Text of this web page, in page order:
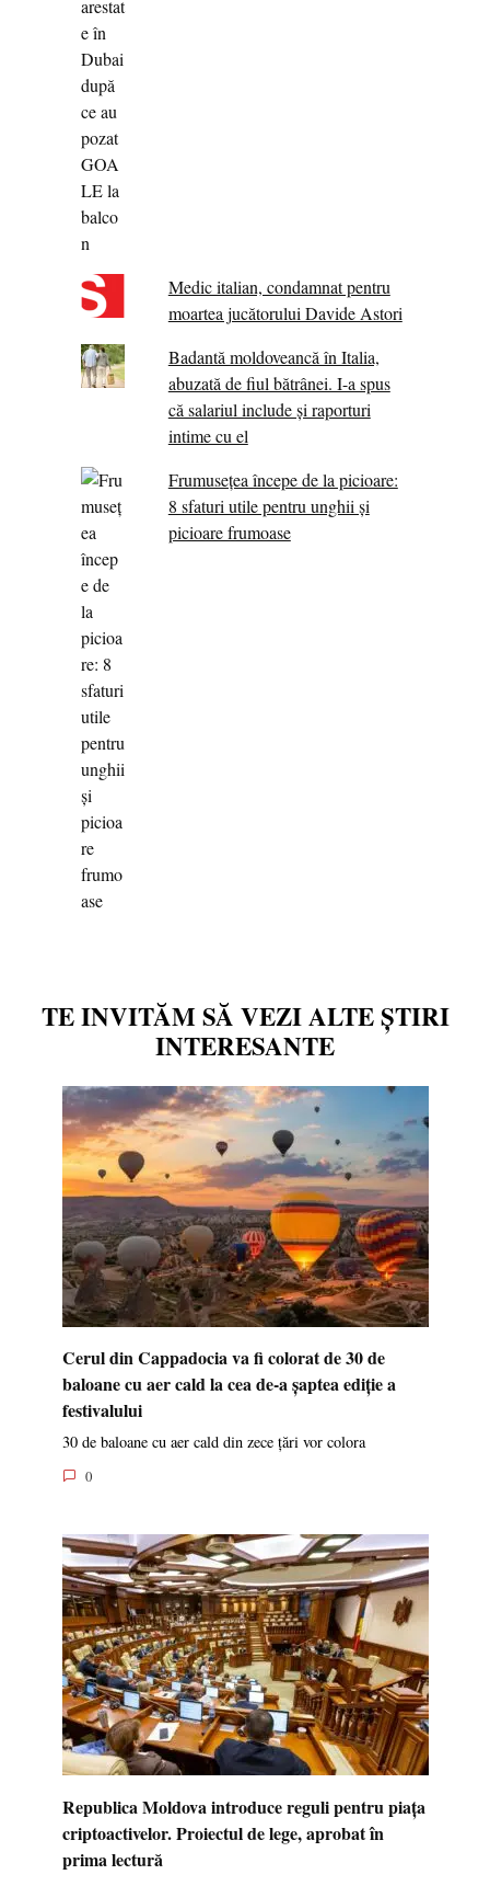
Medic italian, condamnat pentru
moartea jucătorului Davide Astori
Badantă moldoveancă în Italia,
abuzată de fiul bătrânei. I-a spus
că salariul include și raporturi
intime cu el
Frumusețea începe de la picioare:
8 sfaturi utile pentru unghii și
picioare frumoase
TE INVITĂM SĂ VEZI ALTE ȘTIRI
INTERESANTE
Cerul din Cappadocia va fi colorat de 30 de
baloane cu aer cald la cea de-a șaptea ediție a
festivalului
30 de baloane cu aer cald din zece țări vor colora
0
Republica Moldova introduce reguli pentru piața
criptoactivelor. Proiectul de lege, aprobat în
prima lectură